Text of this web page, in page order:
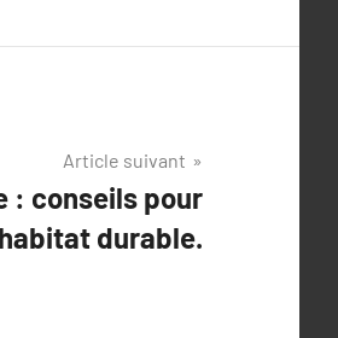
Article suivant
: conseils pour
durable.